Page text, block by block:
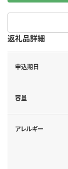
返礼品詳細
申込期日
容量
アレルギー